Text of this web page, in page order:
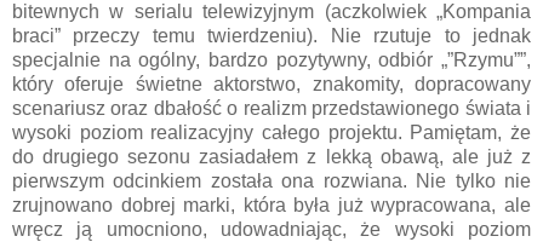
bitewnych w serialu telewizyjnym (aczkolwiek „Kompania
braci” przeczy temu twierdzeniu). Nie rzutuje to jednak
specjalnie na ogólny, bardzo pozytywny, odbiór „”Rzymu””,
który oferuje świetne aktorstwo, znakomity, dopracowany
scenariusz oraz dbałość o realizm przedstawionego świata i
wysoki poziom realizacyjny całego projektu. Pamiętam, że
do drugiego sezonu zasiadałem z lekką obawą, ale już z
pierwszym odcinkiem została ona rozwiana. Nie tylko nie
zrujnowano dobrej marki, która była już wypracowana, ale
wręcz ją umocniono, udowadniając, że wysoki poziom